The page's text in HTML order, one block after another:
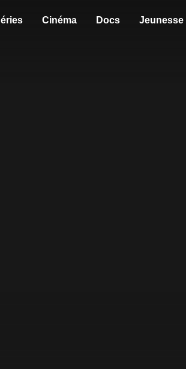
Cinéma Docs Jeunesse